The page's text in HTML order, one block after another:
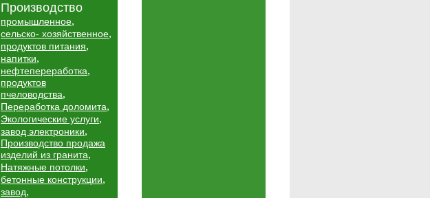
Производство
промышленное,
сельско- хозяйственное,
продуктов питания,
напитки,
нефтепереработка,
продуктов
пчеловодства,
Переработка доломита,
Экологические услуги,
завод электроники,
Производство продажа
изделий из гранита,
Натяжные потолки,
бетонные конструкции,
завод,